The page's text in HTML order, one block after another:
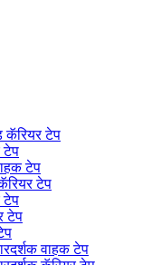
कॅरियर टेप
टेप
टेप
टेप
टेप
टेप
वाहक टेप